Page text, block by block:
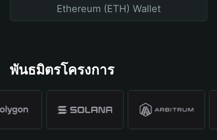
Ethereum (ETH) Wallet
พันธมิตรโครงการ